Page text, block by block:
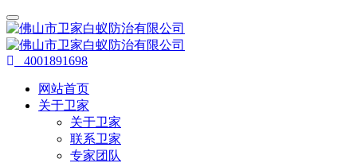
4001891698
网站首页
关于卫家
关于卫家
联系卫家
专家团队